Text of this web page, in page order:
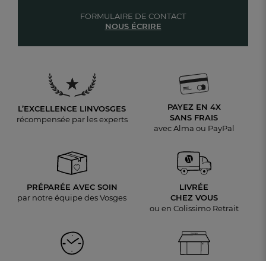
FORMULAIRE DE CONTACT
NOUS ÉCRIRE
L’EXCELLENCE LINVOSGES
récompensée par les experts
PAYEZ EN 4X
SANS FRAIS
avec Alma ou PayPal
PRÉPARÉE AVEC SOIN
par notre équipe des Vosges
LIVRÉE
CHEZ VOUS
ou en Colissimo Retrait